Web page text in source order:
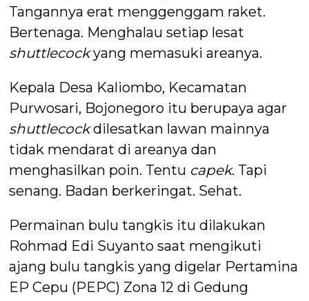
Tangannya erat menggenggam raket.
Bertenaga. Menghalau setiap lesat
shuttlecockyang memasuki areanya.
Kepala Desa Kaliombo, Kecamatan
Purwosari, Bojonegoro itu berupaya agar
shuttlecockdilesatkan lawan mainnya
tidak mendarat di areanya dan
menghasilkan poin. Tentu capek. Tapi
senang. Badan berkeringat. Sehat.
Permainan bulu tangkis itu dilakukan
Rohmad Edi Suyanto saat mengikuti
ajang bulu tangkis yang digelar Pertamina
EP Cepu (PEPC) Zona 12 di Gedung